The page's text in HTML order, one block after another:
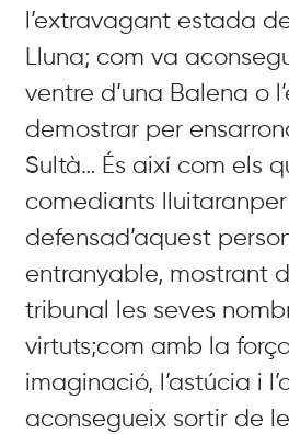
l’extravagant estada
Lluna; com va
ventre d’una Balena o
demostrar per
Sultà… És així com els
comediants
defensad’aquest
entranyable, mostrant
tribunal les seves
virtuts;com amb la
imaginació, l’astúcia i
aconsegueix sortir de